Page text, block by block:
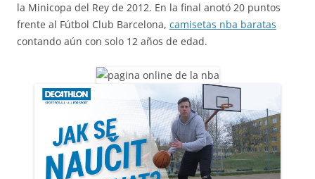
la Minicopa del Rey de 2012. En la final anotó 20 puntos
frente al Fútbol Club Barcelona, camisetas nba baratas
contando aún con solo 12 años de edad.